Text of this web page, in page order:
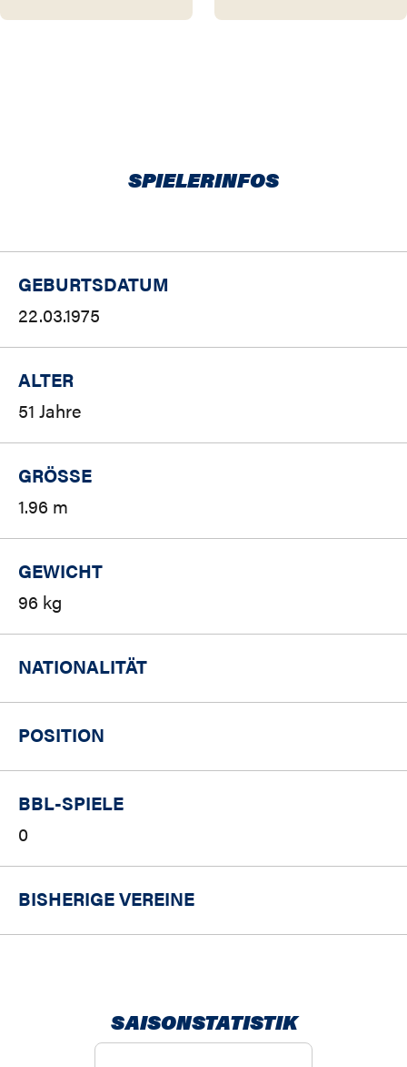
SPIELERINFOS
GEBURTSDATUM
22.03.1975
ALTER
51 Jahre
GRÖSSE
1.96 m
GEWICHT
96 kg
NATIONALITÄT
POSITION
BBL-SPIELE
0
BISHERIGE VEREINE
SAISONSTATISTIK